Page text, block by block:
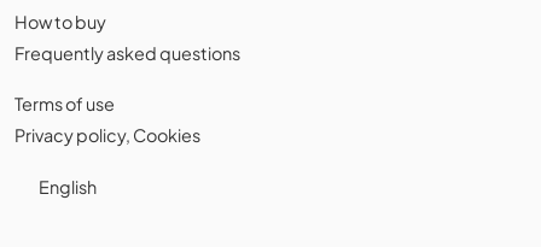
How to buy
Frequently asked questions
Terms of use
Privacy policy, Cookies
English